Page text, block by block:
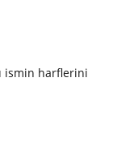
ismin harflerini